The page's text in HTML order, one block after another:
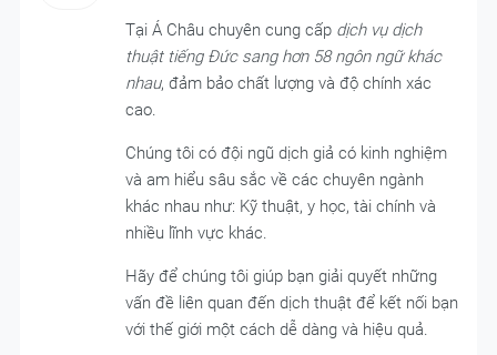
Tại Á Châu chuyên cung cấp dịch vụ dịch
thuật tiếng Đức sang hơn 58 ngôn ngữ khác
nhau, đảm bảo chất lượng và độ chính xác
cao.
Chúng tôi có đội ngũ dịch giả có kinh nghiệm
và am hiểu sâu sắc về các chuyên ngành
khác nhau như: Kỹ thuật, y học, tài chính và
nhiều lĩnh vực khác.
Hãy để chúng tôi giúp bạn giải quyết những
vấn đề liên quan đến dịch thuật để kết nối bạn
với thế giới một cách dễ dàng và hiệu quả.